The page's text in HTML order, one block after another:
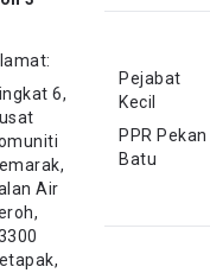
6,
Air
Pejabat
Kecil
PPR Pekan
Batu